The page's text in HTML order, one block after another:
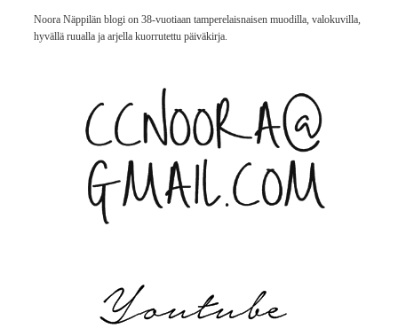
Noora Näppilän blogi on 38-vuotiaan tamperelaisnaisen muodilla, valokuvilla,
hyvällä ruualla ja arjella kuorrutettu päiväkirja.